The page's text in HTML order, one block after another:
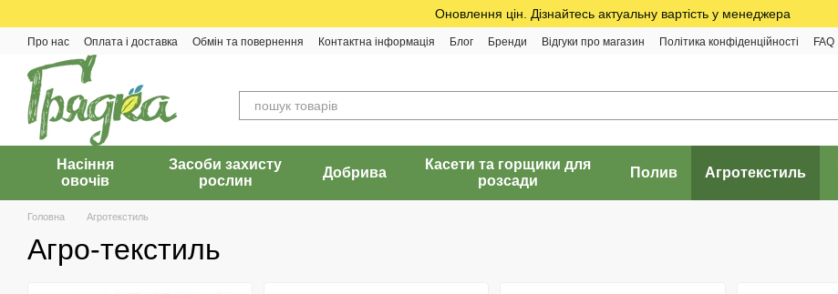
Оновлення цін. Дізнайтесь актуальну вартість у менеджера
Про нас Оплата і доставка Обмін та повернення Контактна інформація Блог Бренди Відгуки про магазин Політика конфіденційності FAQ
Насіння
овочів
Засоби захисту
рослин
Добрива
Касети та горщики для
розсади
Полив Агротекстиль
Головна Агротекстиль
Агро-текстиль